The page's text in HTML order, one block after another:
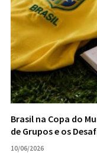
Brasil na Copa do
de Grupos e os
10/06/2026